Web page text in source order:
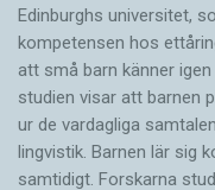
Edinburghs universitet,
kompetensen hos
att små barn känner
studien visar att barnen
ur de vardagliga
lingvistik. Barnen lär sig
samtidigt. Forskarna